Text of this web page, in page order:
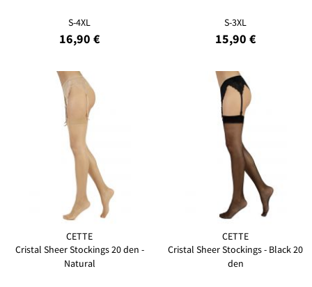
S-4XL
16,90 €
S-3XL
15,90 €
CETTE
Cristal Sheer Stockings 20 den -
Natural
CETTE
Cristal Sheer Stockings - Black 20
den